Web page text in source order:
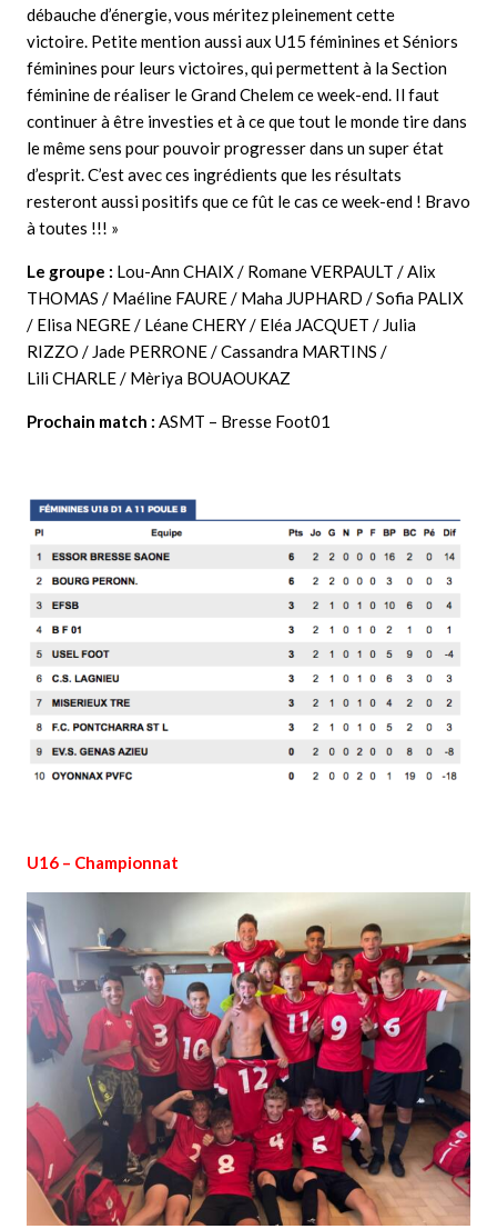
débauche d’énergie, vous méritez pleinement cette
victoire. Petite mention aussi aux U15 féminines et Séniors
féminines pour leurs victoires, qui permettent à la Section
féminine de réaliser le Grand Chelem ce week-end. Il faut
continuer à être investies et à ce que tout le monde tire dans
le même sens pour pouvoir progresser dans un super état
d’esprit. C’est avec ces ingrédients que les résultats
resteront aussi positifs que ce fût le cas ce week-end ! Bravo
à toutes !!! »
Le groupe : Lou-Ann CHAIX / Romane VERPAULT / Alix
THOMAS / Maéline FAURE / Maha JUPHARD / Sofia PALIX
/ Elisa NEGRE / Léane CHERY / Eléa JACQUET / Julia
RIZZO / Jade PERRONE / Cassandra MARTINS /
Lili CHARLE / Mèriya BOUAOUKAZ
Prochain match : ASMT – Bresse Foot01
U16 – Championnat